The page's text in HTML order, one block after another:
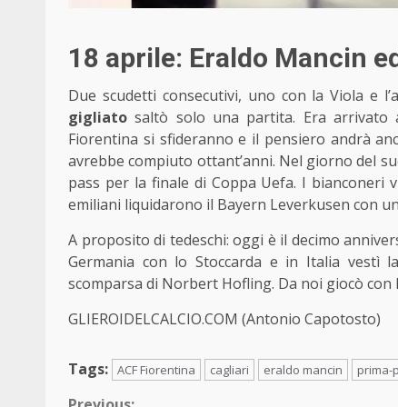
18 aprile: Eraldo Mancin
Due scudetti consecutivi, uno con la Viola e
gigliato saltò solo una partita. Era arrivato
Fiorentina si sfideranno e il pensiero andrà
avrebbe compiuto ottant’anni. Nel giorno del
pass per la finale di Coppa Uefa. I
emiliani liquidarono il Bayern Leverkusen con
A proposito di tedeschi: oggi è il decimo
Germania con lo Stoccarda e in Italia vestì
scomparsa di Norbert Hofling. Da noi giocò con
GLIEROIDELCALCIO.COM (Antonio Capotosto)
Tags: ACF Fiorentina cagliari eraldo mancin prima-